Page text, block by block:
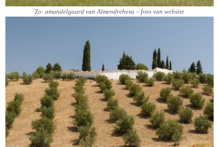
Zo: amandelgaard van Almendrehesa – foto van website